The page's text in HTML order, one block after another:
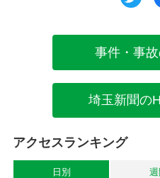
事件・事
埼玉新聞の
アクセスランキング
日別 週